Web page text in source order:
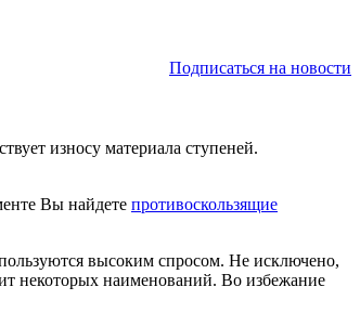
Подписаться на новости
износу материала ступеней.
Вы найдете противоскользящие
высоким спросом. Не исключено,
некоторых наименований. Во избежание